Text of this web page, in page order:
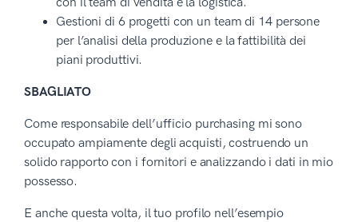
Gestioni di 6 progetti con un team di 14 persone
per l’analisi della produzione e la fattibilità dei
piani produttivi.
SBAGLIATO
Come responsabile dell’ufficio purchasing mi sono
occupato ampiamente degli acquisti, costruendo un
solido rapporto con i fornitori e analizzando i dati in mio
possesso.
E anche questa volta, il tuo profilo nell’esempio